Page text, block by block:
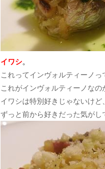
イワシ。
これってインヴォルティーノ
これがインヴォルティーノなの
イワシは特別好きじゃないけど、
ずっと前から好きだった気がし